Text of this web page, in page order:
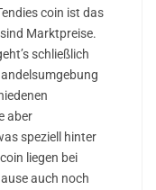
coin ist das
Marktpreise.
schließlich
aber
speziell hinter
liegen bei
auch noch